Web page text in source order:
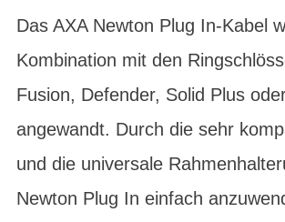
Das AXA Newton Plug In-Kabel
Kombination mit den
Fusion, Defender, Solid Plus
angewandt. Durch die sehr
und die universale
Newton Plug In einfach